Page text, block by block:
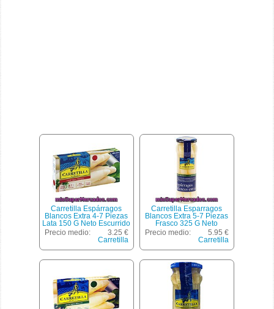
Carretilla Espárragos
Blancos Extra 4-7 Piezas
Lata 150 G Neto Escurrido
Precio medio:
3.25 €
Carretilla
Carretilla Esparragos
Blancos Extra 5-7 Piezas
Frasco 325 G Neto
Escurrido
Precio medio:
5.95 €
Carretilla